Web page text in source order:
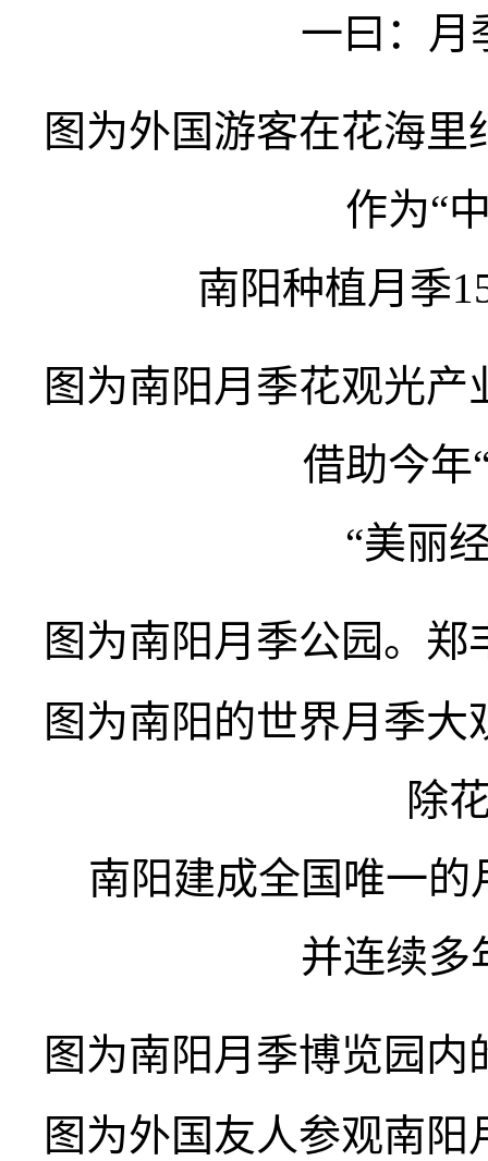
一曰：月
图为外国游客在花海
作为“
南阳种植月季
图为南阳月季花观光
借助今年
“美丽
图为南阳月季公园。
图为南阳的世界月季
除
南阳建成全国唯一
并连续多
图为南阳月季博览园
图为外国友人参观南